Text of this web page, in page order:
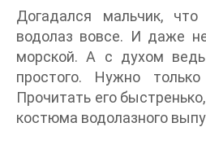
Догадался мальчик,
водолаз вовсе. И даже
морской. А с духом
простого. Нужно только
Прочитать его
костюма водолазного